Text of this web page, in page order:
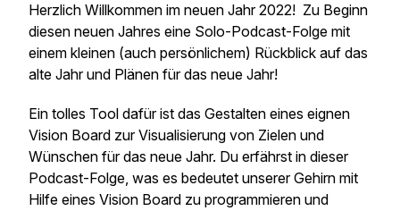
Herzlich Willkommen im neuen Jahr 2022! Zu Beginn
diesen neuen Jahres eine Solo-Podcast-Folge mit
einem kleinen (auch persönlichem) Rückblick auf das
alte Jahr und Plänen für das neue Jahr!
Ein tolles Tool dafür ist das Gestalten eines eignen
Vision Board zur Visualisierung von Zielen und
Wünschen für das neue Jahr. Du erfährst in dieser
Podcast-Folge, was es bedeutet unserer Gehirn mit
Hilfe eines Vision Board zu programmieren und